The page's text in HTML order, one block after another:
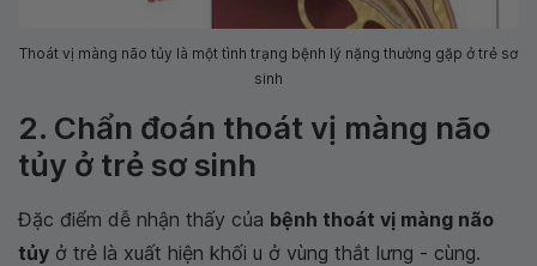
Thoát vị màng não tủy là một tình trạng bệnh lý nặng thường gặp ở trẻ sơ
sinh
2. Chẩn đoán thoát vị màng não
tủy ở trẻ sơ sinh
Đặc điểm dễ nhận thấy của bệnh thoát vị màng não
tủy ở trẻ là xuất hiện khối u ở vùng thắt lưng - cùng.